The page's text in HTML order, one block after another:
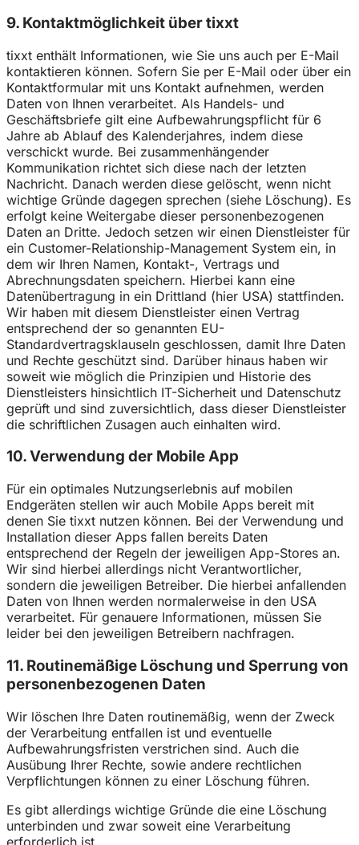
9. Kontaktmöglichkeit über tixxt
tixxt enthält Informationen, wie Sie uns auch per E-Mail
kontaktieren können. Sofern Sie per E-Mail oder über ein
Kontaktformular mit uns Kontakt aufnehmen, werden
Daten von Ihnen verarbeitet. Als Handels- und
Geschäftsbriefe gilt eine Aufbewahrungspflicht für 6
Jahre ab Ablauf des Kalenderjahres, indem diese
verschickt wurde. Bei zusammenhängender
Kommunikation richtet sich diese nach der letzten
Nachricht. Danach werden diese gelöscht, wenn nicht
wichtige Gründe dagegen sprechen (siehe Löschung). Es
erfolgt keine Weitergabe dieser personenbezogenen
Daten an Dritte. Jedoch setzen wir einen Dienstleister für
ein Customer-Relationship-Management System ein, in
dem wir Ihren Namen, Kontakt-, Vertrags und
Abrechnungsdaten speichern. Hierbei kann eine
Datenübertragung in ein Drittland (hier USA) stattfinden.
Wir haben mit diesem Dienstleister einen Vertrag
entsprechend der so genannten EU-
Standardvertragsklauseln geschlossen, damit Ihre Daten
und Rechte geschützt sind. Darüber hinaus haben wir
soweit wie möglich die Prinzipien und Historie des
Dienstleisters hinsichtlich IT-Sicherheit und Datenschutz
geprüft und sind zuversichtlich, dass dieser Dienstleister
die schriftlichen Zusagen auch einhalten wird.
10. Verwendung der Mobile App
Für ein optimales Nutzungserlebnis auf mobilen
Endgeräten stellen wir auch Mobile Apps bereit mit
denen Sie tixxt nutzen können. Bei der Verwendung und
Installation dieser Apps fallen bereits Daten
entsprechend der Regeln der jeweiligen App-Stores an.
Wir sind hierbei allerdings nicht Verantwortlicher,
sondern die jeweiligen Betreiber. Die hierbei anfallenden
Daten von Ihnen werden normalerweise in den USA
verarbeitet. Für genauere Informationen, müssen Sie
leider bei den jeweiligen Betreibern nachfragen.
11. Routinemäßige Löschung und Sperrung von
personenbezogenen Daten
Wir löschen Ihre Daten routinemäßig, wenn der Zweck
der Verarbeitung entfallen ist und eventuelle
Aufbewahrungsfristen verstrichen sind. Auch die
Ausübung Ihrer Rechte, sowie andere rechtlichen
Verpflichtungen können zu einer Löschung führen.
Es gibt allerdings wichtige Gründe die eine Löschung
unterbinden und zwar soweit eine Verarbeitung
erforderlich ist